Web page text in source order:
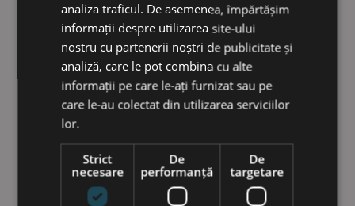
Excavatoare midi
Excavatoarele compacte SANY combină performanța
maximă și flexibilitatea maximă. Designul lor compact, cu o
greutate totală cuprinsă între 7,3 tone și 16,0 tone, le
permite să fie utilizate chiar și spatii inguste sau unde
operare simplă, confort ridicat pentru șofer și cea mai
recentă tehnologie hidraulică la un preț deosebit de
analiza traficul. De asemenea, împărtășim
informații despre utilizarea site-ului
nostru cu partenerii noștri de publicitate și
analiză, care le pot combina cu alte
informații pe care le-ați furnizat sau pe
care le-au colectat din utilizarea serviciilor
lor.
Strict
necesare
De
performanță
De
targetare